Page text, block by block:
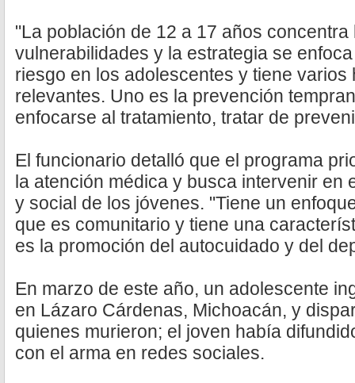
"La población de 12 a 17 años
vulnerabilidades y la estrategia se
riesgo en los adolescentes y tiene varios
relevantes. Uno es la prevención
enfocarse al tratamiento, tratar de
El funcionario detalló que el programa
la atención médica y busca intervenir en
y social de los jóvenes. "Tiene un
que es comunitario y tiene una
es la promoción del autocuidado y del
En marzo de este año, un adolescente
en Lázaro Cárdenas, Michoacán, y
quienes murieron; el joven había
con el arma en redes sociales.